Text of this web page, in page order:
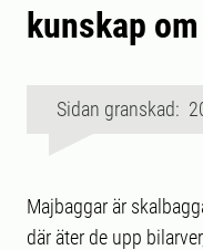
kunskap
Sidan granskad:
Majbaggar är
där äter de upp